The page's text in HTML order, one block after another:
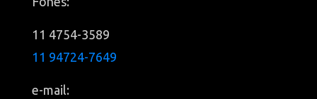
11 4754-3589
11 94724-7649
e-mail: